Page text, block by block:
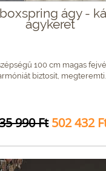
ágy -
ágykeret
100 cm magas
biztosít, megteremti...
990 Ft 502 432